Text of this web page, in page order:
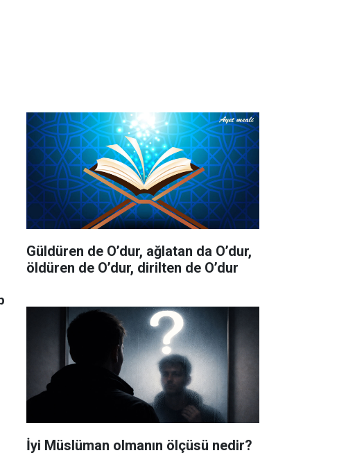
Güldüren de O’dur, ağlatan da O’dur,
öldüren de O’dur, dirilten de O’dur
İyi Müslüman olmanın ölçüsü nedir?